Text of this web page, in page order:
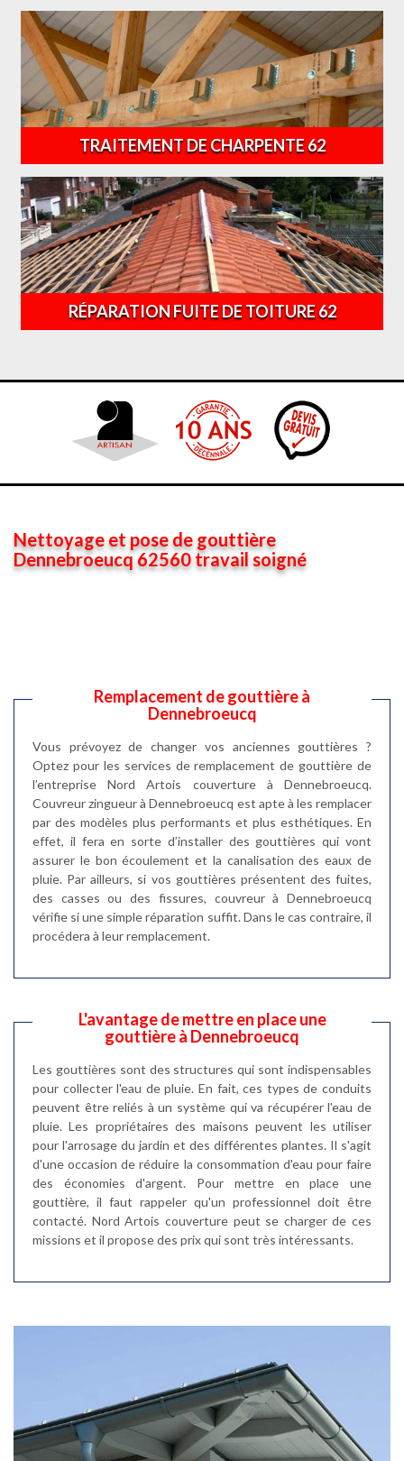
TRAITEMENT DE CHARPENTE 62
RÉPARATION FUITE DE TOITURE 62
Nettoyage et pose de gouttière
Dennebroeucq 62560 travail soigné
Remplacement de gouttière à
Dennebroeucq
Vous prévoyez de changer vos anciennes gouttières ?
Optez pour les services de remplacement de gouttière de
l’entreprise Nord Artois couverture à Dennebroeucq.
Couvreur zingueur à Dennebroeucq est apte à les remplacer
par des modèles plus performants et plus esthétiques. En
effet, il fera en sorte d’installer des gouttières qui vont
assurer le bon écoulement et la canalisation des eaux de
pluie. Par ailleurs, si vos gouttières présentent des fuites,
des casses ou des fissures, couvreur à Dennebroeucq
vérifie si une simple réparation suffit. Dans le cas contraire, il
procédera à leur remplacement.
L'avantage de mettre en place une
gouttière à Dennebroeucq
Les gouttières sont des structures qui sont indispensables
pour collecter l'eau de pluie. En fait, ces types de conduits
peuvent être reliés à un système qui va récupérer l'eau de
pluie. Les propriétaires des maisons peuvent les utiliser
pour l'arrosage du jardin et des différentes plantes. Il s'agit
d'une occasion de réduire la consommation d'eau pour faire
des économies d'argent. Pour mettre en place une
gouttière, il faut rappeler qu'un professionnel doit être
contacté. Nord Artois couverture peut se charger de ces
missions et il propose des prix qui sont très intéressants.